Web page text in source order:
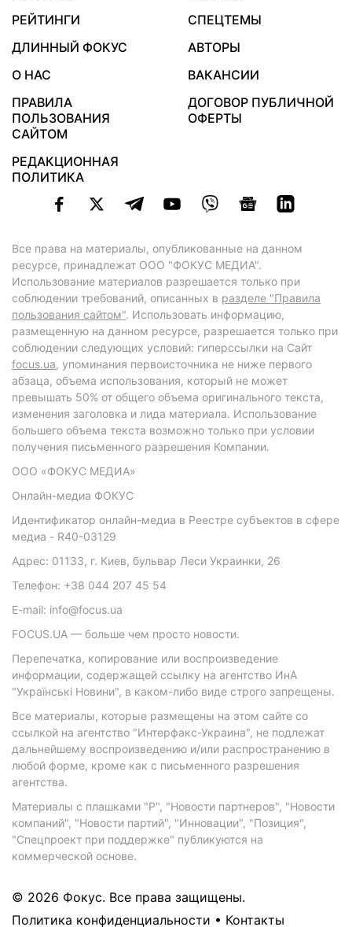
РЕЙТИНГИ
СПЕЦТЕМЫ
ДЛИННЫЙ ФОКУС
АВТОРЫ
О НАС
ВАКАНСИИ
ПРАВИЛА
ПОЛЬЗОВАНИЯ
САЙТОМ
ДОГОВОР ПУБЛИЧНОЙ
ОФЕРТЫ
РЕДАКЦИОННАЯ
ПОЛИТИКА
Все права на материалы, опубликованные на данном
ресурсе, принадлежат ООО "ФОКУС МЕДИА".
Использование материалов разрешается только при
соблюдении требований, описанных в разделе "Правила
пользования сайтом". Использовать информацию,
размещенную на данном ресурсе, разрешается только при
соблюдении следующих условий: гиперссылки на Сайт
focus.ua, упоминания первоисточника не ниже первого
абзаца, объема использования, который не может
превышать 50% от общего объема оригинального текста,
изменения заголовка и лида материала. Использование
большего объема текста возможно только при условии
получения письменного разрешения Компании.
ООО «ФОКУС МЕДИА»
Онлайн-медиа ФОКУС
Идентификатор онлайн-медиа в Реестре субъектов в сфере
медиа - R40-03129
Адрес: 01133, г. Киев, бульвар Леси Украинки, 26
Телефон: +38 044 207 45 54
E-mail: info@focus.ua
FOCUS.UA — больше чем просто новости.
Перепечатка, копирование или воспроизведение
информации, содержащей ссылку на агентство ИнА
"Українські Новини", в каком-либо виде строго запрещены.
Все материалы, которые размещены на этом сайте со
ссылкой на агентство "Интерфакс-Украина", не подлежат
дальнейшему воспроизведению и/или распространению в
любой форме, кроме как с письменного разрешения
агентства.
Материалы с плашками "Р", "Новости партнеров", "Новости
компаний", "Новости партий", "Инновации", "Позиция",
"Спецпроект при поддержке" публикуются на
коммерческой основе.
© 2026 Фокус. Все права защищены.
Политика конфиденциальности • Контакты